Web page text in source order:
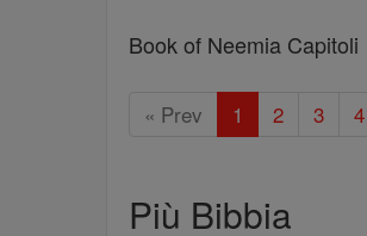
Book of Neemia Capitoli
« Prev 1 2 3 4
Più Bibbia